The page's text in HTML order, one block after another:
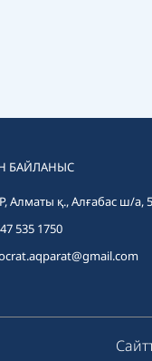
БАЙЛАНЫС
Алматы қ., Алғабас ш/а,
535 1750